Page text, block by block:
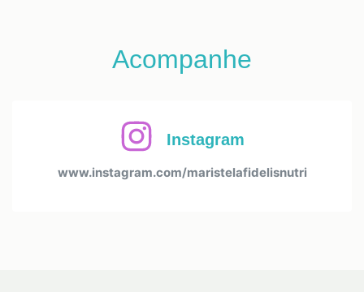
Acompanhe
Instagram
www.instagram.com/maristelafidelisnutri